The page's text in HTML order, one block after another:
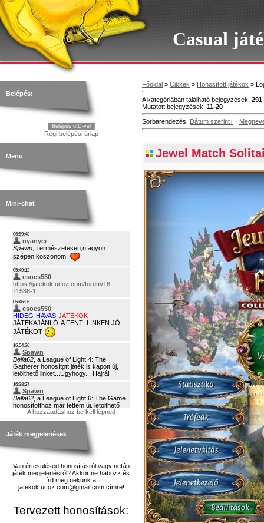
Casual
Belépés:
Belépés uID-vel
Régi belépési űrlap
Menü
Mini-chat
A hozzáadáshoz be kell lépned
Játék megjelenések
Van értesülésed honosításról vagy netán
játék megjelenésről? Akkor ne habozz és
írd meg nekünk a
jatekok.ucoz.com@gmail.com címre!
Tervezett honosítások:
Főoldal » Cikkek » Honosított játékok »
A kategóriában található bejegyzések: 291
Mutatott bejegyzések: 11-20
Sorbarendezés: Dátum szerint ·
Jewel Match